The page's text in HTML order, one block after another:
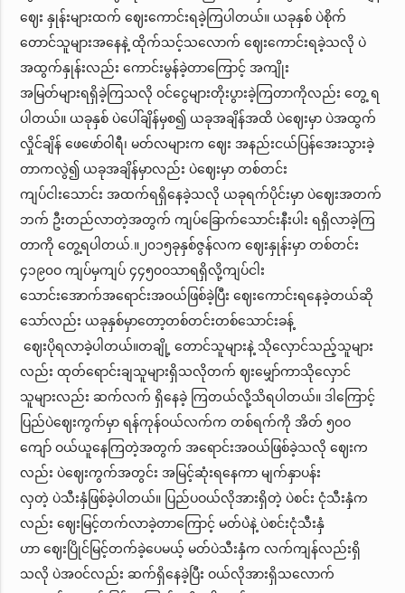
ဈေး နှုန်းများထက် ဈေးကောင်းရခဲ့ကြပါတယ်။ ယခုနှစ် ပဲစိုက်
တောင်သူများအနေနဲ့ ထိုက်သင့်သလောက် ဈေးကောင်းရခဲ့သလို ပဲ
အထွက်နှုန်းလည်း ကောင်းမွန်ခဲ့တာကြောင့် အကျိုး
အမြတ်များရရှိခဲ့ကြသလို ဝင်ငွေများတိုးပွားခဲ့ကြတာကိုလည်း တွေ့ ရ
ပါတယ်။ ယခုနှစ် ပဲပေါ်ချိန်မှစ၍ ယခုအချိန်အထိ ပဲဈေးမှာ ပဲအထွက်
လှိုင်ချိန် ဖေဖော်ဝါရီ၊ မတ်လများက ဈေး အနည်းငယ်ပြန်အေးသွားခဲ့
တာကလွဲ၍ ယခုအချိန်မှာလည်း ပဲဈေးမှာ တစ်တင်း
ကျပ်ငါးသောင်း အထက်ရရှိနေခဲ့သလို ယခုရက်ပိုင်းမှာ ပဲဈေးအတက်
ဘက် ဦးတည်လာတဲ့အတွက် ကျပ်ခြောက်သောင်းနီးပါး ရရှိလာခဲ့ကြ
တာကို တွေ့ရပါတယ်.။၂၀၁၅ခုနှစ်ဇွန်လက ဈေးနှုန်းမှာ တစ်တင်း
၄၁၉၀ဝ ကျပ်မှကျပ် ၄၄၅၀ဝသာရရှိလို့ကျပ်ငါး
သောင်းအောက်အရောင်းအဝယ်ဖြစ်ခဲ့ပြီး ဈေးကောင်းရနေခဲ့တယ်ဆို
သော်လည်း ယခုနှစ်မှာတော့တစ်တင်းတစ်သောင်းခန့်
ဈေးပိုရလာခဲ့ပါတယ်။တချို့ တောင်သူများနဲ့ သိုလှောင်သည့်သူများ
လည်း ထုတ်ရောင်းချသူများရှိသလိုတက် ဈးမျှော်ကာသိုလှောင်
သူများလည်း ဆက်လက် ရှိနေခဲ့ ကြတယ်လို့သိရပါတယ်။ ဒါကြောင့်
ပြည်ပဲဈေးကွက်မှာ ရန်ကုန်ဝယ်လက်က တစ်ရက်ကို အိတ် ၅၀ဝ
ကျော် ဝယ်ယူနေကြတဲ့အတွက် အရောင်းအဝယ်ဖြစ်ခဲ့သလို ဈေးက
လည်း ပဲဈေးကွက်အတွင်း အမြင့်ဆုံးရနေကာ မျက်နှာပန်း
လှတဲ့ ပဲသီးနှံဖြစ်ခဲ့ပါတယ်။ ပြည်ပဝယ်လိုအားရှိတဲ့ ပဲစင်း ငုံသီးနှံက
လည်း ဈေးမြင့်တက်လာခဲ့တာကြောင့် မတ်ပဲနဲ့ ပဲစင်းငုံသီးနှံ
ဟာ ဈေးပြိုင်မြင့်တက်ခဲ့ပေမယ့် မတ်ပဲသီးနှံက လက်ကျန်လည်းရှိ
သလို ပဲအဝင်လည်း ဆက်ရှိနေခဲ့ပြီး ဝယ်လိုအားရှိသလောက်